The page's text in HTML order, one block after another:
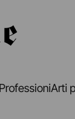
ProfessioniArti